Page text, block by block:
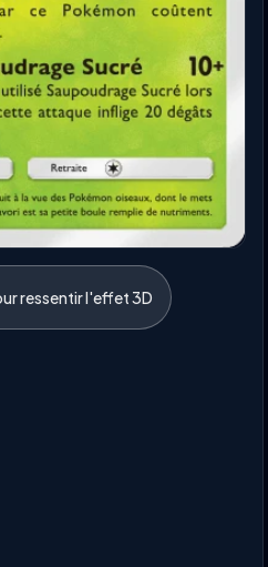
ressentir l'effet 3D